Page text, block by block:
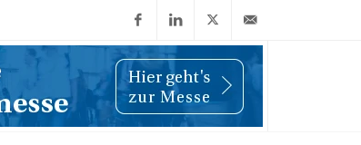
FacebookLinkedIn
X
(Twitter)
info@wiwi-